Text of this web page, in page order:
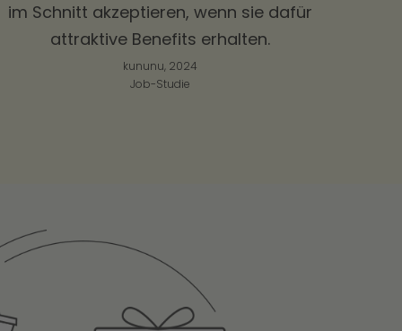
im Schnitt akzeptieren, wenn sie dafür
attraktive Benefits erhalten.
kununu, 2024
Job-Studie